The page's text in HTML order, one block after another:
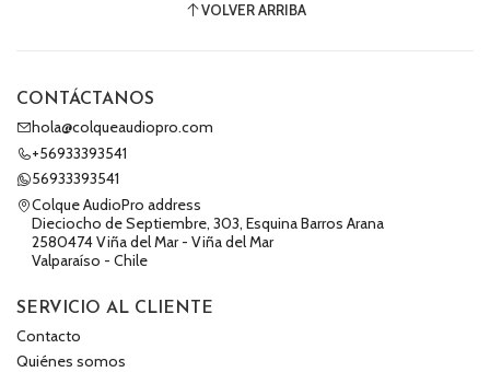
VOLVER ARRIBA
CONTÁCTANOS
hola@colqueaudiopro.com
+56933393541
56933393541
Colque AudioPro address
Dieciocho de Septiembre, 303, Esquina Barros Arana
2580474 Viña del Mar - Viña del Mar
Valparaíso - Chile
SERVICIO AL CLIENTE
Contacto
Quiénes somos